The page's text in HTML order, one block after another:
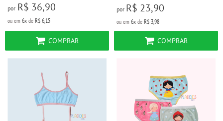
por R$ 36,90
ou em 6x de R$ 6,15
COMPRAR
por R$ 23,90
ou em 6x de R$ 3,98
COMPRAR